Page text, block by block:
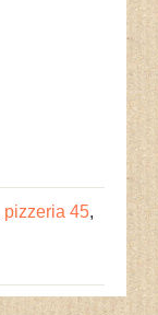
pizzeria 45,